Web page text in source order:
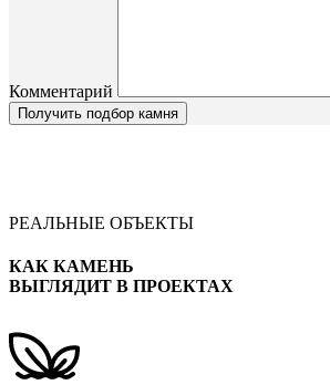
Комментарий
РЕАЛЬНЫЕ ОБЪЕКТЫ
КАК КАМЕНЬ
ВЫГЛЯДИТ В ПРОЕКТАХ